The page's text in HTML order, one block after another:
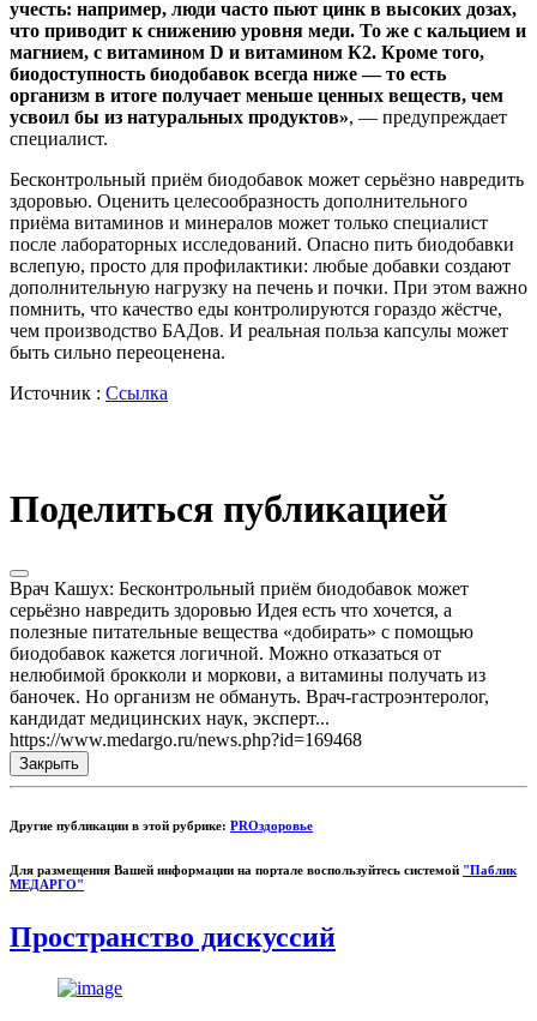
учесть: например, люди часто пьют цинк в высоких дозах,
что приводит к снижению уровня меди. То же с кальцием и
магнием, с витамином D и витамином К2. Кроме того,
биодоступность биодобавок всегда ниже — то есть
организм в итоге получает меньше ценных веществ, чем
усвоил бы из натуральных продуктов», — предупреждает
специалист.
Бесконтрольный приём биодобавок может серьёзно навредить
здоровью. Оценить целесообразность дополнительного
приёма витаминов и минералов может только специалист
после лабораторных исследований. Опасно пить биодобавки
вслепую, просто для профилактики: любые добавки создают
дополнительную нагрузку на печень и почки. При этом важно
помнить, что качество еды контролируются гораздо жёстче,
чем производство БАДов. И реальная польза капсулы может
быть сильно переоценена.
Источник : Ссылка
Поделиться публикацией
Врач Кашух: Бесконтрольный приём биодобавок может
серьёзно навредить здоровью Идея есть что хочется, а
полезные питательные вещества «добирать» с помощью
биодобавок кажется логичной. Можно отказаться от
нелюбимой брокколи и моркови, а витамины получать из
баночек. Но организм не обмануть. Врач-гастроэнтеролог,
кандидат медицинских наук, эксперт...
https://www.medargo.ru/news.php?id=169468
Закрыть
Другие публикации в этой рубрике: PROздоровье
Для размещения Вашей информации на портале воспользуйтесь системой "Паблик
МЕДАРГО"
Пространство дискуссий